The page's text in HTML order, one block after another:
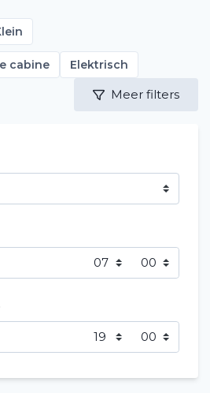
cabine Elektrisch
Meer filters